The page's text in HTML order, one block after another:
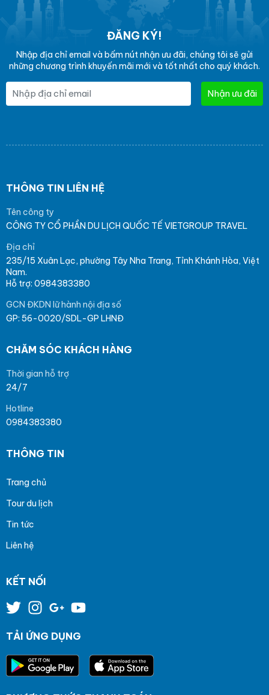
ĐĂNG KÝ!
Nhập địa chỉ email và bấm nút nhận ưu đãi, chúng tôi sẽ gửi
những chương trình khuyến mãi mới và tốt nhất cho quý khách.
Nhận ưu đãi
THÔNG TIN LIÊN HỆ
Tên công ty
CÔNG TY CỔ PHẦN DU LỊCH QUỐC TẾ VIETGROUP TRAVEL
Địa chỉ
235/15 Xuân Lạc, phường Tây Nha Trang, Tỉnh Khánh Hòa, Việt
Nam.
Hỗ trợ: 0984383380
GCN ĐKDN lữ hành nội địa số
GP: 56-0020/SDL-GP LHNĐ
CHĂM SÓC KHÁCH HÀNG
Thời gian hỗ trợ
24/7
Hotline
0984383380
THÔNG TIN
Trang chủ
Tour du lịch
Tin tức
Liên hệ
KẾT NỐI
TẢI ỨNG DỤNG